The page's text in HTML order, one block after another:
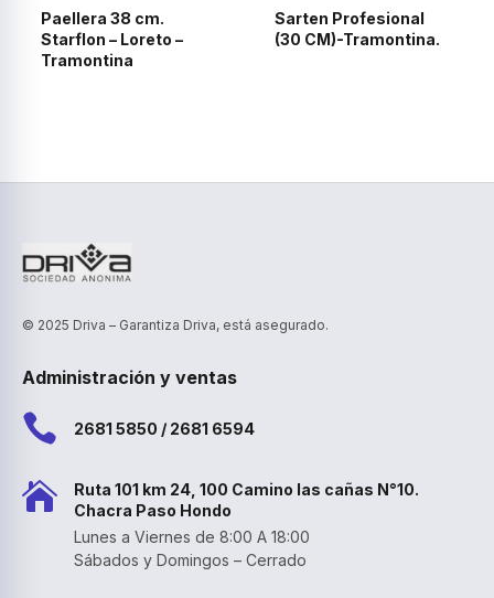
Paellera 38 cm.
Starflon – Loreto –
Tramontina
Sarten Profesional
(30 CM)-Tramontina.
© 2025 Driva – Garantiza Driva, está asegurado.
Administración y ventas
 2681 5850 / 2681 6594

Ruta 101 km 24, 100 Camino las cañas N°10.
Chacra Paso Hondo
Lunes a Viernes de 8:00 A 18:00
Sábados y Domingos – Cerrado